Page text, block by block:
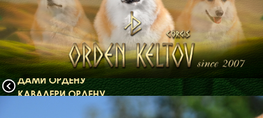
НОВИНИ
ДИТЯЧА КІМНАТА
КОНТАКТИ
НАШІ КОРГІ
ДАМИ ОРДЕНУ
КАВАЛЕРИ ОРДЕНУ